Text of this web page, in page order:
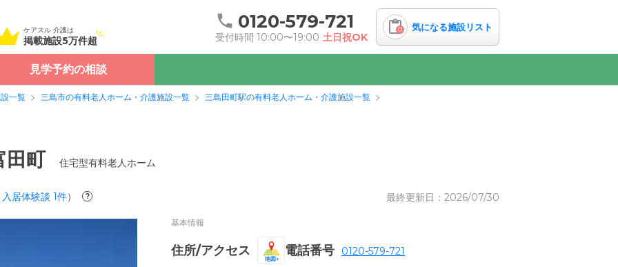
ケアスル 介護は
掲載施設5万件超
0120-579-721
受付時間 10:00〜19:00 土日祝OK
0 気になる施設リスト
見学予約の相談
一覧 三島市の有料老人ホーム・介護施設一覧 三島田町駅の有料老人ホーム・介護施設一覧
田町 住宅型有料老人ホーム
入居体験談 1件） ? 最終更新日：2026/07/30
基本情報
住所/アクセス
地図
電話番号 0120-579-721